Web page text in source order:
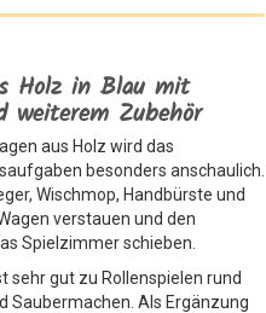
Holz in Blau mit
weiterem Zubehör
aus Holz wird das
besonders anschaulich.
Wischmop, Handbürste und
verstauen und den
Spielzimmer schieben.
sehr gut zu Rollenspielen rund
Saubermachen. Als Ergänzung